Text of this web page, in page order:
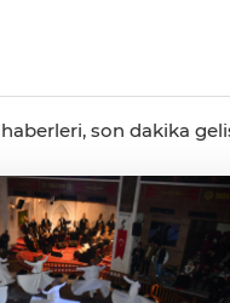
son dakika